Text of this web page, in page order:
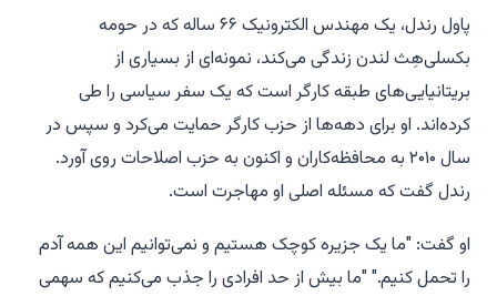
پاول رندل، یک مهندس الکترونیک ۶۶ ساله که در حومه
بکسلی‌هِث لندن زندگی می‌کند، نمونه‌ای از بسیاری از
بریتانیایی‌های طبقه کارگر است که یک سفر سیاسی را طی
کرده‌اند. او برای دهه‌ها از حزب کارگر حمایت می‌کرد و سپس در
سال ۲۰۱۰ به محافظه‌کاران و اکنون به حزب اصلاحات روی آورد.
رندل گفت که مسئله اصلی او مهاجرت است.
او گفت: "ما یک جزیره کوچک هستیم و نمی‌توانیم این همه آدم
را تحمل کنیم." "ما بیش از حد افرادی را جذب می‌کنیم که سهمی